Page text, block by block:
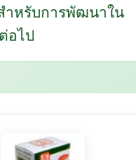
ำหรับการพัฒนาใน
อไป